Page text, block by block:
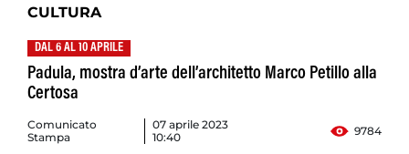
CULTURA
DAL 6 AL 10 APRILE
Padula, mostra d’arte dell’architetto Marco Petillo alla
Certosa
Comunicato
Stampa
07 aprile 2023
10:40
9784